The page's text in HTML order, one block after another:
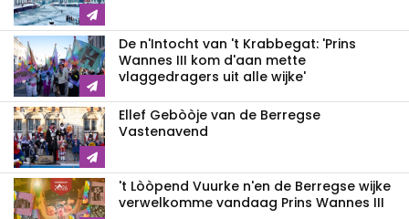
De n'Intocht van 't Krabbegat: 'Prins
Wannes III kom d'aan mette
vlaggedragers uit alle wijke'
Ellef Gebòòje van de Berregse
Vastenavend
't Lòòpend Vuurke n'en de Berregse wijke
verwelkomme vandaag Prins Wannes III